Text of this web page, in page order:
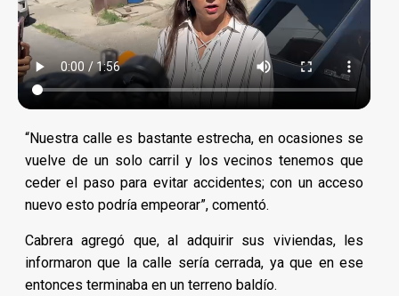
“Nuestra calle es bastante estrecha, en ocasiones se
vuelve de un solo carril y los vecinos tenemos que
ceder el paso para evitar accidentes; con un acceso
nuevo esto podría empeorar”, comentó.
Cabrera agregó que, al adquirir sus viviendas, les
informaron que la calle sería cerrada, ya que en ese
entonces terminaba en un terreno baldío.